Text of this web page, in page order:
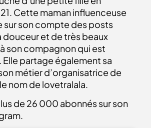
Cette maman influenceuse
sur son compte des posts
douceur et de très beaux
son compagnon qui est
partage également sa
métier d’organisatrice de
nom de lovetralala.
de 26 000 abonnés sur son